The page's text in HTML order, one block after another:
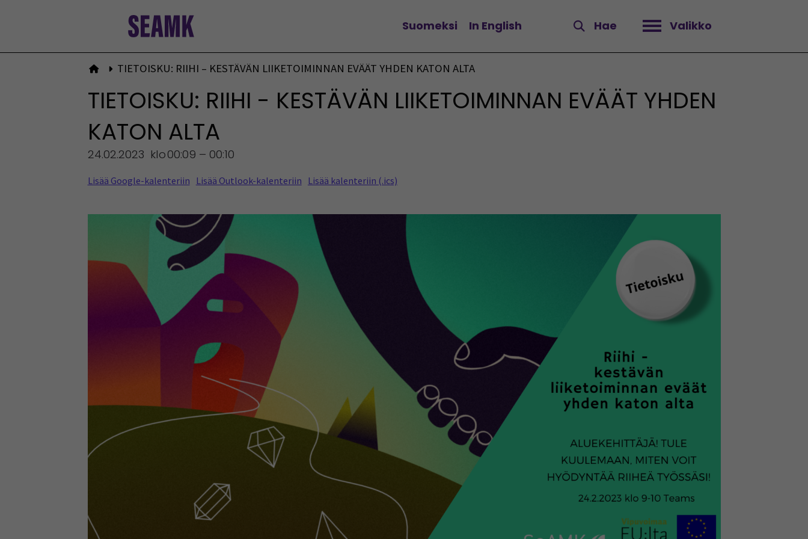
Vaihda kieltä
Suomeksi In English Hae Valikko
Avaa valikko
Etusivulle
TIETOISKU: RIIHI – KESTÄVÄN LIIKETOIMINNAN EVÄÄT YHDEN KATON ALTA
TIETOISKU: RIIHI - KESTÄVÄN LIIKETOIMINNAN EVÄÄT YHDEN
KATON ALTA
24.02.2023 klo00:09 – 00:10
Lisää Google-kalenteriin Lisää Outlook-kalenteriin Lisää kalenteriin (.ics)